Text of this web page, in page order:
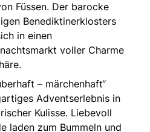
Füssen. Der barocke
Benediktinerklosters
in einen
voller Charme
– märchenhaft“
Adventserlebnis in
Kulisse. Liebevoll
laden zum Bummeln und